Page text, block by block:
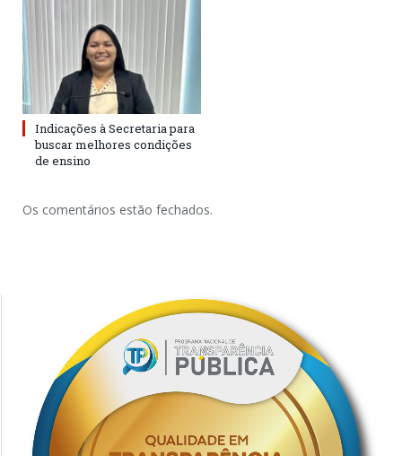
Indicações à Secretaria para
buscar melhores condições
de ensino
Os comentários estão fechados.